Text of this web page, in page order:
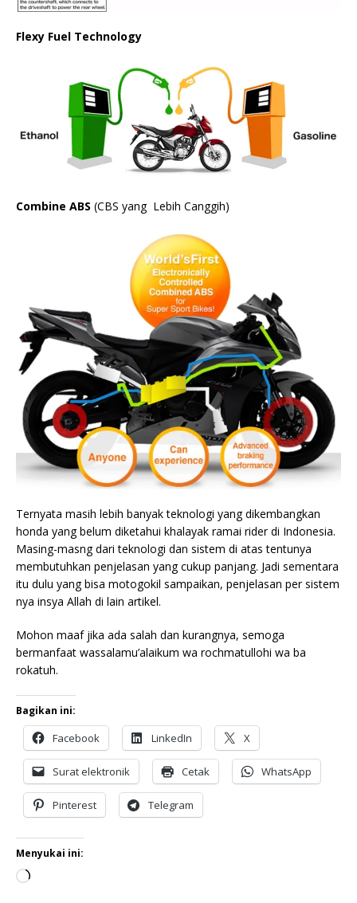
Flexy Fuel Technology
Combine ABS (CBS yang Lebih Canggih)
Ternyata masih lebih banyak teknologi yang dikembangkan
honda yang belum diketahui khalayak ramai rider di Indonesia.
Masing-masng dari teknologi dan sistem di atas tentunya
membutuhkan penjelasan yang cukup panjang. Jadi sementara
itu dulu yang bisa motogokil sampaikan, penjelasan per sistem
nya insya Allah di lain artikel.
Mohon maaf jika ada salah dan kurangnya, semoga
bermanfaat wassalamu’alaikum wa rochmatullohi wa ba
rokatuh.
Bagikan ini:
Facebook LinkedIn X
Surat elektronik Cetak WhatsApp
Pinterest Telegram
Menyukai ini: